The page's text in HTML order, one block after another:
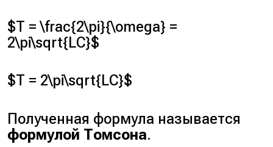
$T = \frac{2\pi}{\omega} =
2\pi\sqrt{LC}$
$T = 2\pi\sqrt{LC}$
Полученная формула называется
формулой Томсона.